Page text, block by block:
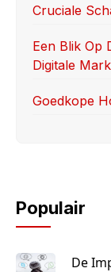
Cruciale
Een Blik Op
Digitale
Goedkope
Populair
De